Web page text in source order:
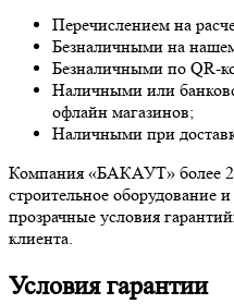
Перечислением на
Безналичными на
Безналичными по QR-
Наличными или
офлайн магазинов;
Наличными при
Компания «БАКАУТ» более
строительное оборудование
прозрачные условия
клиента.
Условия гарантии